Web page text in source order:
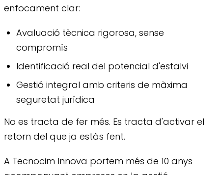
enfocament clar:
Avaluació tècnica rigorosa, sense
compromís
Identificació real del potencial d'estalvi
Gestió integral amb criteris de màxima
seguretat jurídica
No es tracta de fer més. Es tracta d'activar el
retorn del que ja estàs fent.
A Tecnocim Innova portem més de 10 anys